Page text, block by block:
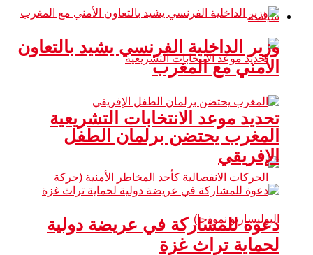
سياسة
تحديد موعد الانتخابات التشريعية
وزير الداخلية الفرنسي يشيد بالتعاون
الأمني مع المغرب
المغرب يحتضن برلمان الطفل
الإفريقي
دعوة للمشاركة في عريضة دولية
لحماية تراث غزة